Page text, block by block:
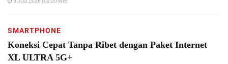
SMARTPHONE
Koneksi Cepat Tanpa Ribet dengan Paket Internet
XL ULTRA 5G+